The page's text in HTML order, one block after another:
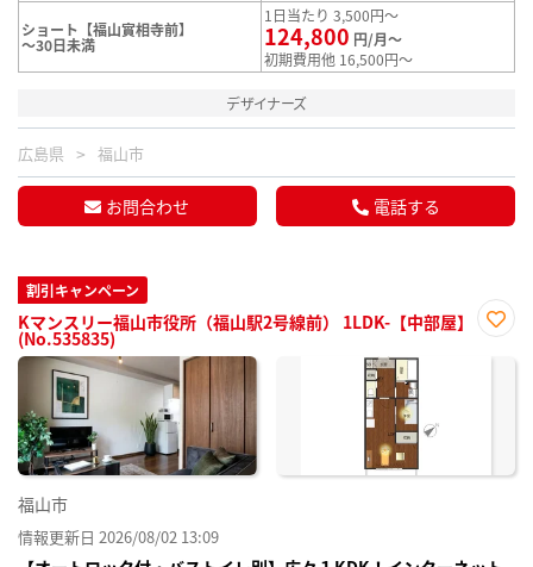
ショート【福山實相寺前】
～30日未満
1日当たり 3,500円～
124,800 円/月～
初期費用他 16,500円～
デザイナーズ
広島県 福山市
お問合わせ 電話する
割引キャンペーン
Kマンスリー福山市役所（福山駅2号線前） 1LDK-【中部屋】
(No.535835)
に入
福山市
情報更新日 2026/08/02 13:09